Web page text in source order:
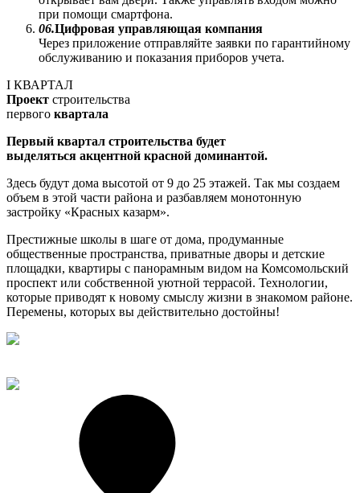
при помощи смартфона.
06.Цифровая управляющая компания
Через приложение отправляйте заявки по гарантийному
обслуживанию и показания приборов учета.
I КВАРТАЛ
Проект строительства
первого квартала
Первый квартал строительства будет
выделяться акцентной красной доминантой.
Здесь будут дома высотой от 9 до 25 этажей. Так мы создаем
объем в этой части района и разбавляем монотонную
застройку «Красных казарм».
Престижные школы в шаге от дома, продуманные
общественные пространства, приватные дворы и детские
площадки, квартиры с панорамным видом на Комсомольский
проспект или собственной уютной террасой. Технологии,
которые приводят к новому смыслу жизни в знакомом районе.
Перемены, которых вы действительно достойны!